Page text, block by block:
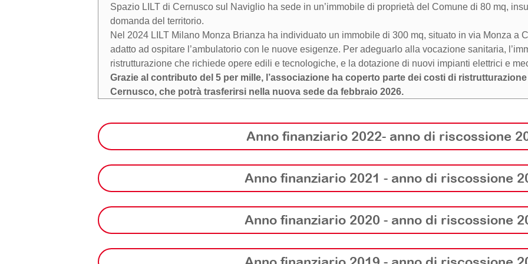
Spazio LILT di Cernusco sul Naviglio ha sede in un’immobile di proprietà del Comune di 80 mq,
domanda del territorio.
Nel 2024 LILT Milano Monza Brianza ha individuato un immobile di 300 mq, situato in via Monza a
adatto ad ospitare l’ambulatorio con le nuove esigenze. Per adeguarlo alla vocazione sanitaria,
ristrutturazione che richiede opere edili e tecnologiche, e la dotazione di nuovi impianti elettrici e
Grazie al contributo del 5 per mille, l’associazione ha coperto parte dei costi di
Cernusco, che potrà trasferirsi nella nuova sede da febbraio 2026.
L’Istituto Nazionale Tumori di Milano è il luogo dove l’oncologia è nata, grazie a grandi medici
entrambi presidenti di LILT. Il legame con l’istituto, dalla nascita dell’associazione a oggi, è
co-progettazione e sostegno.
In virtù del rapporto solido, anno dopo anno, LILT destina all’Istituto Nazionale Tumori di Milano la
investimenti a sostegno della ricerca clinica ed epidemiologica, nella forma di borse di studio e di
materia di prevenzione e diagnosi precoce.
• Progetto di ricerca “Studio citologico per la prevenzione primaria del carcinoma della cervice
dott. Massimo Milione
Anno finanziario 2022- anno di riscossione
Anno finanziario 2021 - anno di riscossione
Anno finanziario 2020 - anno di riscossione